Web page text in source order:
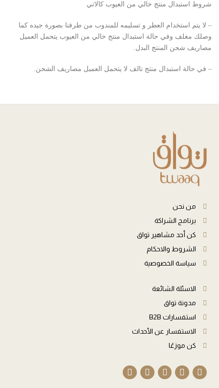
شروط استبدال منتج خالي من العيوب كالاتي
– لا يتم استخدام العطر و تسليمه للمندوب من طرفنا بصورة جيده كما
وصلك مغلف وفي حالة استبدال منتج خالي من العيوب يتحمل العميل
مصاريف شحن المنتج البدل.
– في حالة استبدال منتج تالف لا يتحمل العميل مصاريف الشحن.
من نحن
برنامج الشراكة
كن أحد مشاهير تواق
الشروط والاحكام
سياسة الخصوصية
الاسئلة الشائعة
مدونة تواق
استفسارات B2B
الاستفسار عن الأحداث
كن موزعًا